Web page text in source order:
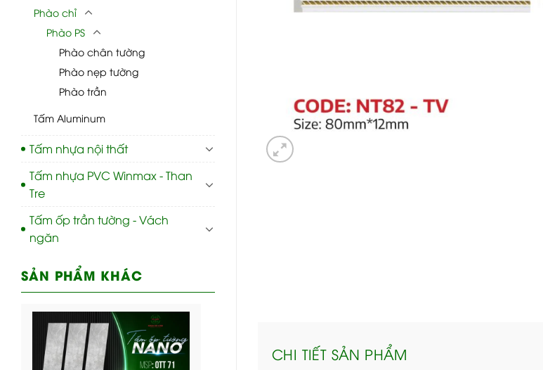
Phào chỉ
Phào PS
Phào chân tường
Phào nẹp tường
Phào trần
Tấm Aluminum
Tấm nhựa nội thất
Tấm nhựa PVC Winmax - Than
Tre
Tấm ốp trần tường - Vách
ngăn
SẢN PHẨM KHÁC
CHI TIẾT SẢN PHẨM